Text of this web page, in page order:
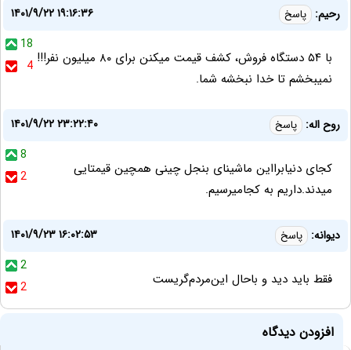
رحیم: پاسخ
۱۴۰۱/۹/۲۲ ۱۹:۱۶:۳۶
18
4 با ۵۴ دستگاه فروش، کشف قیمت میکنن برای ۸۰ میلیون نفر!!!
نمیبخشم تا خدا نبخشه شما.
روح اله: پاسخ
۱۴۰۱/۹/۲۲ ۲۳:۲۲:۴۰
8
2
کجای دنیابرااین ماشینای بنجل چینی همچین قیمتایی
میدند.داریم به کجامیرسیم.
دیوانه: پاسخ
۱۴۰۱/۹/۲۳ ۱۶:۰۲:۵۳
2
2
فقط باید دید و باحال این‌مردم‌گریست
افزودن دیدگاه